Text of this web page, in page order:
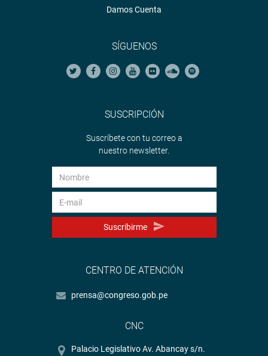
OFICINA DE COMUNICACIONES
Damos Cuenta
SÍGUENOS
SUSCRIPCIÓN
Suscríbete con tu correo a
nuestro newsletter.
Suscribirme
CENTRO DE ATENCIÓN
prensa@congreso.gob.pe
CNC
Palacio Legislativo Av. Abancay s/n.